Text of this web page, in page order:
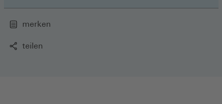
merken
teilen